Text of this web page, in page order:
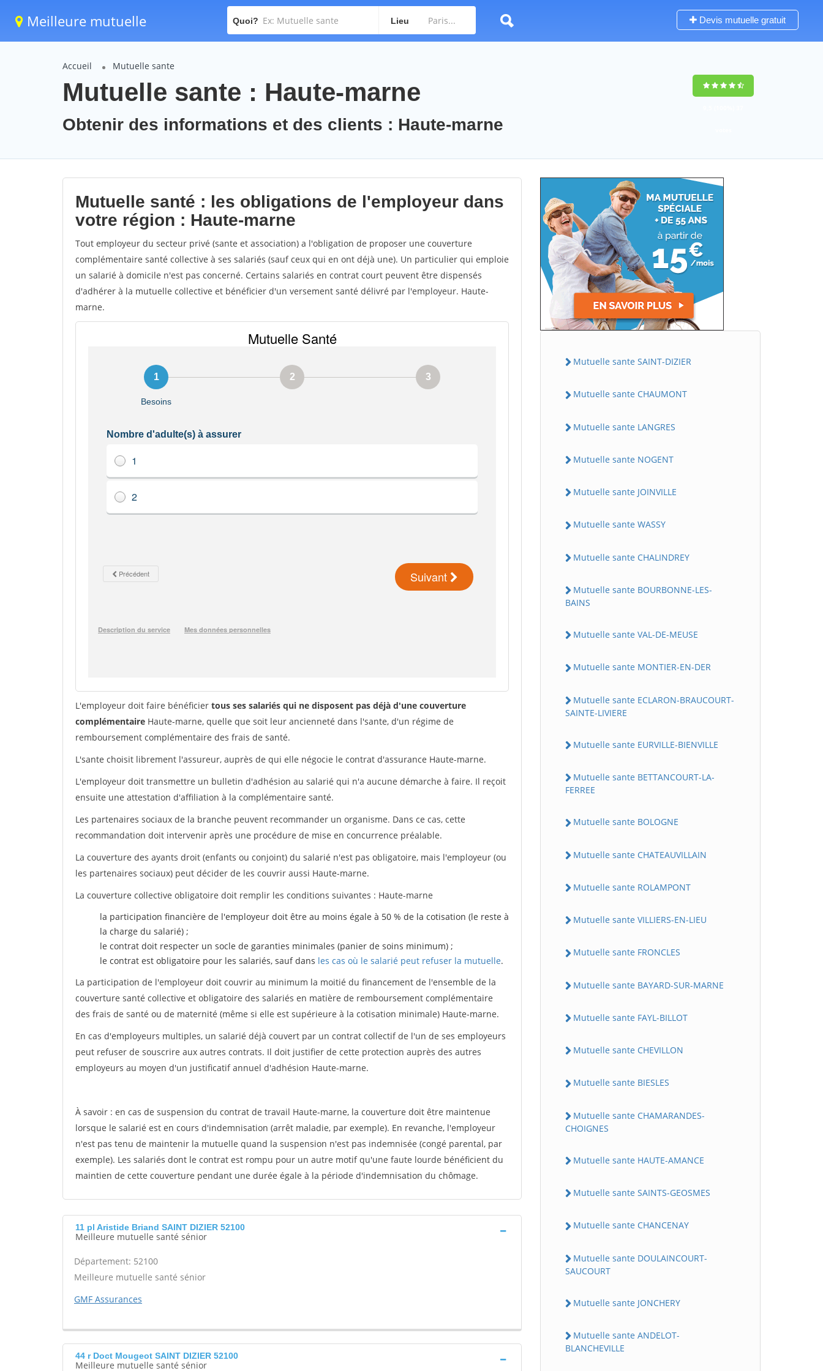
Meilleure mutuelle Quoi? Lieu Devis mutuelle gratuit
Accueil Mutuelle sante
Mutuelle sante : Haute-marne
Obtenir des informations et des clients : Haute-marne
Mutuelle santé : les obligations de l'employeur dans
votre région : Haute-marne
Tout employeur du secteur privé (sante et association) a l'obligation de proposer une couverture
complémentaire santé collective à ses salariés (sauf ceux qui en ont déjà une). Un particulier qui emploie
un salarié à domicile n'est pas concerné. Certains salariés en contrat court peuvent être dispensés
d'adhérer à la mutuelle collective et bénéficier d'un versement santé délivré par l'employeur. Haute-
marne.
L'employeur doit faire bénéficier tous ses salariés qui ne disposent pas déjà d'une couverture
complémentaire Haute-marne, quelle que soit leur ancienneté dans l'sante, d'un régime de
remboursement complémentaire des frais de santé.
L'sante choisit librement l'assureur, auprès de qui elle négocie le contrat d'assurance Haute-marne.
L'employeur doit transmettre un bulletin d'adhésion au salarié qui n'a aucune démarche à faire. Il reçoit
ensuite une attestation d'affiliation à la complémentaire santé.
Les partenaires sociaux de la branche peuvent recommander un organisme. Dans ce cas, cette
recommandation doit intervenir après une procédure de mise en concurrence préalable.
La couverture des ayants droit (enfants ou conjoint) du salarié n'est pas obligatoire, mais l'employeur (ou
les partenaires sociaux) peut décider de les couvrir aussi Haute-marne.
La couverture collective obligatoire doit remplir les conditions suivantes : Haute-marne
la participation financière de l'employeur doit être au moins égale à 50 % de la cotisation (le reste à
la charge du salarié) ;
le contrat doit respecter un socle de garanties minimales (panier de soins minimum) ;
le contrat est obligatoire pour les salariés, sauf dans les cas où le salarié peut refuser la mutuelle.
La participation de l'employeur doit couvrir au minimum la moitié du financement de l'ensemble de la
couverture santé collective et obligatoire des salariés en matière de remboursement complémentaire
des frais de santé ou de maternité (même si elle est supérieure à la cotisation minimale) Haute-marne.
En cas d'employeurs multiples, un salarié déjà couvert par un contrat collectif de l'un de ses employeurs
peut refuser de souscrire aux autres contrats. Il doit justifier de cette protection auprès des autres
employeurs au moyen d'un justificatif annuel d'adhésion Haute-marne.
À savoir : en cas de suspension du contrat de travail Haute-marne, la couverture doit être maintenue
lorsque le salarié est en cours d'indemnisation (arrêt maladie, par exemple). En revanche, l'employeur
n'est pas tenu de maintenir la mutuelle quand la suspension n'est pas indemnisée (congé parental, par
exemple). Les salariés dont le contrat est rompu pour un autre motif qu'une faute lourde bénéficient du
maintien de cette couverture pendant une durée égale à la période d'indemnisation du chômage.
11 pl Aristide Briand SAINT DIZIER 52100
Meilleure mutuelle santé sénior
Département: 52100
Meilleure mutuelle santé sénior
GMF Assurances
44 r Doct Mougeot SAINT DIZIER 52100
Meilleure mutuelle santé sénior
Mutuelle sante SAINT-DIZIER
Mutuelle sante CHAUMONT
Mutuelle sante LANGRES
Mutuelle sante NOGENT
Mutuelle sante JOINVILLE
Mutuelle sante WASSY
Mutuelle sante CHALINDREY
Mutuelle sante BOURBONNE-LES-
BAINS
Mutuelle sante VAL-DE-MEUSE
Mutuelle sante MONTIER-EN-DER
Mutuelle sante ECLARON-BRAUCOURT-
SAINTE-LIVIERE
Mutuelle sante EURVILLE-BIENVILLE
Mutuelle sante BETTANCOURT-LA-
FERREE
Mutuelle sante BOLOGNE
Mutuelle sante CHATEAUVILLAIN
Mutuelle sante ROLAMPONT
Mutuelle sante VILLIERS-EN-LIEU
Mutuelle sante FRONCLES
Mutuelle sante BAYARD-SUR-MARNE
Mutuelle sante FAYL-BILLOT
Mutuelle sante CHEVILLON
Mutuelle sante BIESLES
Mutuelle sante CHAMARANDES-
CHOIGNES
Mutuelle sante HAUTE-AMANCE
Mutuelle sante SAINTS-GEOSMES
Mutuelle sante CHANCENAY
Mutuelle sante DOULAINCOURT-
SAUCOURT
Mutuelle sante JONCHERY
Mutuelle sante ANDELOT-
BLANCHEVILLE